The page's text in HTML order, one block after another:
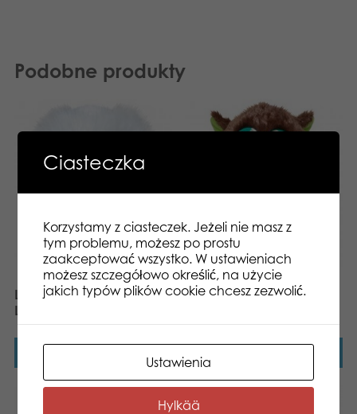
Podobne produkty
Lumo Stars Snowy Owl
Lappi classic plush
Lumo Stars Beaver Pörri
Ciasteczka
Korzystamy z ciasteczek. Jeżeli nie masz z
tym problemu, możesz po prostu
zaakceptować wszystko. W ustawieniach
możesz szczegółowo określić, na użycie
jakich typów plików cookie chcesz zezwolić.
Ustawienia
Hylkää